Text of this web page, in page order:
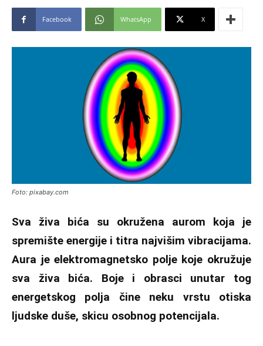
Facebook WhatsApp X
Foto: pixabay.com
Sva živa bića su okružena aurom koja je
spremište energije i titra najvišim vibracijama.
Aura je elektromagnetsko polje koje okružuje
sva živa bića. Boje i obrasci unutar tog
energetskog polja čine neku vrstu otiska
ljudske duše, skicu osobnog potencijala.